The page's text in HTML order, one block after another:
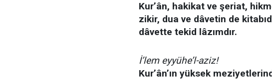
Kur’ân, hakikat ve şeriat,
zikir, dua ve dâvetin de
dâvette tekid lâzımdır.
İ’lem eyyühe’l-aziz!
Kur’ân’ın yüksek